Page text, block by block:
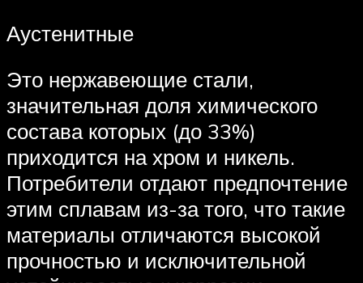
Аустенитные
Это нержавеющие стали,
значительная доля химического
состава которых (до 33%)
приходится на хром и никель.
Потребители отдают предпочтение
этим сплавам из-за того, что такие
материалы отличаются высокой
прочностью и исключительной